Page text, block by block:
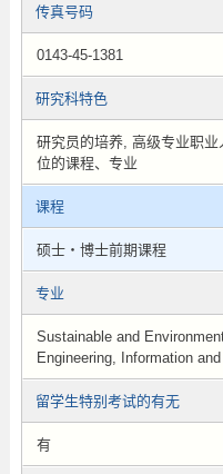
传真号码
0143-45-1381
研究科特色
研究员的培养, 高级专业职
位的课程、专业
课程
硕士・博士前期课程
专业
Sustainable and
Engineering, Information
留学生特别考试的有无
有